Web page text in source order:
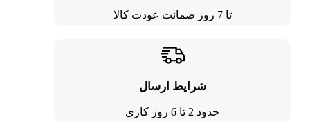
تا 7 روز ضمانت عودت کالا
شرایط ارسال
حدود 2 تا 6 روز کاری